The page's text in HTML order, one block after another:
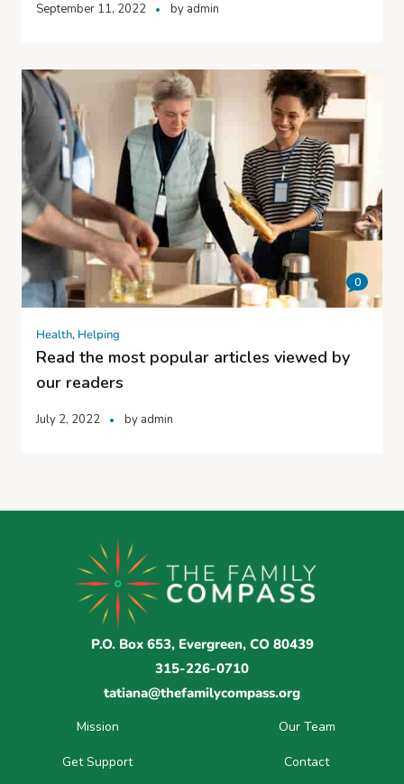
September 11, 2022 by admin
0
Health, Helping
Read the most popular articles viewed by
our readers
July 2, 2022 by admin
P.O. Box 653, Evergreen, CO 80439
315-226-0710
tatiana@thefamilycompass.org
Mission
Get Support
Our Team
Contact